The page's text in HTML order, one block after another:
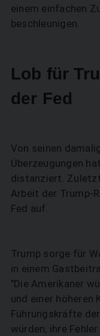
einem einfachen
beschleunigen.
Lob für
der Fed
Von seinen
Überzeugungen
distanziert.
Arbeit der Trump-
Fed auf.
Trump sorge für
in einem
"Die Amerikaner
und einer
Führungskräfte
würden, ihre